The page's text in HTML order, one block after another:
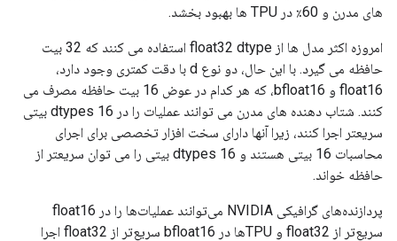
های مدرن و 60٪ در TPU ها بهبود بخشد.
امروزه اکثر مدل ها از float32 dtype استفاده می کنند که 32 بیت
حافظه می گیرد. با این حال، دو نوع d با دقت کمتری وجود دارد،
float16 و bfloat16، که هر کدام در عوض 16 بیت حافظه مصرف می
کنند. شتاب دهنده های مدرن می توانند عملیات را در dtypes 16 بیتی
سریعتر اجرا کنند، زیرا آنها دارای سخت افزار تخصصی برای اجرای
محاسبات 16 بیتی هستند و dtypes 16 بیتی را می توان سریعتر از
حافظه خواند.
پردازنده‌های گرافیکی NVIDIA می‌توانند عملیات‌ها را در float16
سریع‌تر از float32 و TPU‌ها در bfloat16 سریع‌تر از float32 اجرا